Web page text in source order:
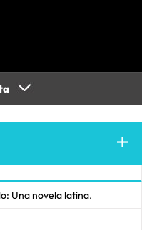
Una novela latina.